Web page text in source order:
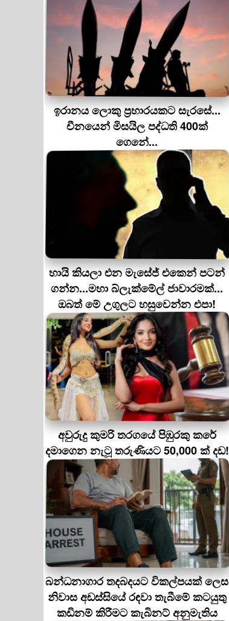
ඉරානය ලොකු ප‍්‍රහාරයකට සැරසේ...
චීනයෙන් මිසයිල පද්ධති 400ක්
ගෙනේ...
හායි කියලා එන මැසේජ් එකෙන් පටන්
ගන්න...මහා බ්ලැක්මේල් ජාවාරමක්...
ඔබත් මේ උගුලට හසුවෙන්න එපා!
අවුරුදු කුමරි තරගයේ පිඹුරකු කරේ
දමාගෙන නැටූ තරුණියට 50,000 ක් දඩ!
බන්ධනාගාර තදබදයට විකල්පයක් ලෙස
නිවාස අඩස්සියේ රඳවා තැබීමේ කටයුතු
කඩිනම් කිරීමට කැබිනට් අනුමැතිය